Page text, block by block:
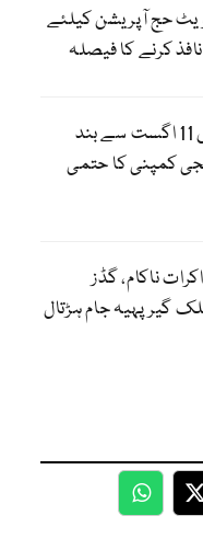
پرائیویٹ حج آپریشن کیلئے
کرنے کا فیصلہ
میٹرو بس سروس 11 اگست سے بند
کمپنی کا حتمی
ناکام، گڈز
گیر پہیہ جام ہڑتال